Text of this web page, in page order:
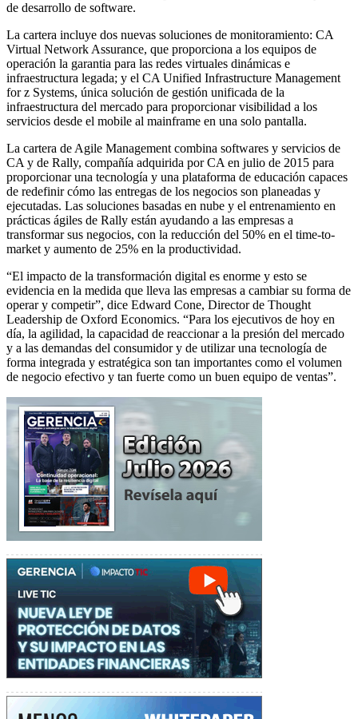
de desarrollo de software.
La cartera incluye dos nuevas soluciones de monitoramiento: CA
Virtual Network Assurance, que proporciona a los equipos de
operación la garantia para las redes virtuales dinámicas e
infraestructura legada; y el CA Unified Infrastructure Management
for z Systems, única solución de gestión unificada de la
infraestructura del mercado para proporcionar visibilidad a los
servicios desde el mobile al mainframe en una solo pantalla.
La cartera de Agile Management combina softwares y servicios de
CA y de Rally, compañía adquirida por CA en julio de 2015 para
proporcionar una tecnología y una plataforma de educación capaces
de redefinir cómo las entregas de los negocios son planeadas y
ejecutadas. Las soluciones basadas en nube y el entrenamiento en
prácticas ágiles de Rally están ayudando a las empresas a
transformar sus negocios, con la reducción del 50% en el time-to-
market y aumento de 25% en la productividad.
“El impacto de la transformación digital es enorme y esto se
evidencia en la medida que lleva las empresas a cambiar su forma de
operar y competir”, dice Edward Cone, Director de Thought
Leadership de Oxford Economics. “Para los ejecutivos de hoy en
día, la agilidad, la capacidad de reaccionar a la presión del mercado
y a las demandas del consumidor y de utilizar una tecnología de
forma integrada y estratégica son tan importantes como el volumen
de negocio efectivo y tan fuerte como un buen equipo de ventas”.